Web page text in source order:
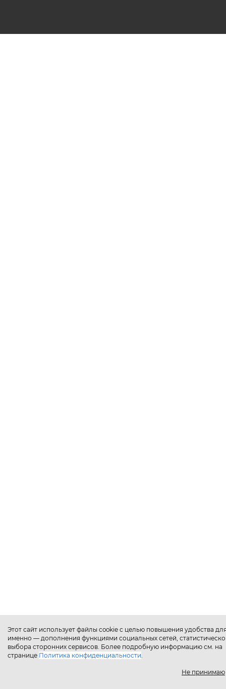
Этот сайт использует файлы cookie с целью повышения удобства
именно — дополнения функциями социальных сетей,
выбора сторонних сервисов. Более подробную информацию см. на
странице Политика конфиденциальности.
Не принимаю